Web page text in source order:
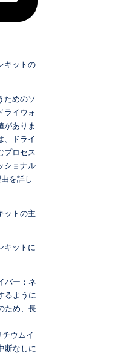
キットの
ためのソ
ライウォ
がありま
、ドライ
プロセス
ショナル
を詳し
ットの主
キットに
バー：ネ
るように
ため、長
ウムイ
断なしに